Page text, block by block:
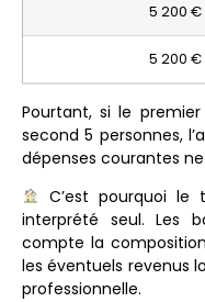
5 200 €
5 200 €
Pourtant, si le
second 5 personnes,
dépenses courantes
C’est pourquoi le
interprété seul. Les
compte la
les éventuels revenus
professionnelle.